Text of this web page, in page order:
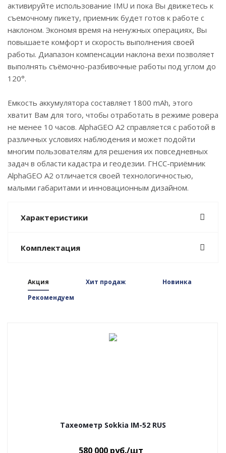
активируйте использование IMU и пока Вы движетесь к
съемочному пикету, приемник будет готов к работе с
наклоном. Экономя время на ненужных операциях, Вы
повышаете комфорт и скорость выполнения своей
работы. Диапазон компенсации наклона вехи позволяет
выполнять съёмочно-разбивочные работы под углом до
120°.
Eмкость аккумулятора составляет 1800 mAh, этого
хватит Вам для того, чтобы отработать в режиме ровера
не менее 10 часов. AlphaGEO A2 справляется с работой в
различных условиях наблюдения и может подойти
многим пользователям для решения их повседневных
задач в области кадастра и геодезии. ГНСС-приёмник
AlphaGEO A2 отличается своей технологичностью,
малыми габаритами и инновационным дизайном.
Характеристики
Комплектация
Акция Хит продаж
Новинка
Рекомендуем
Тахеометр Sokkia IM-52 RUS
580 000 руб./шт